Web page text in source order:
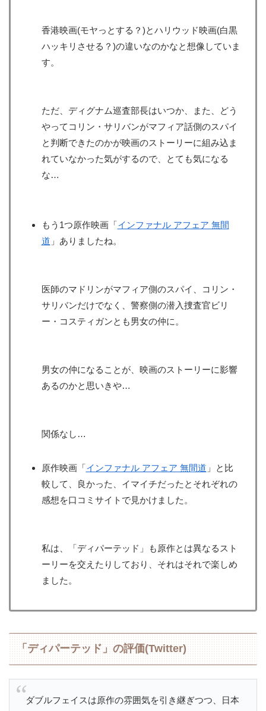
香港映画(モヤっとする？)とハリウッド映画(白黒
ハッキリさせる？)の違いなのかなと想像していま
す。
ただ、ディグナム巡査部長はいつか、また、どう
やってコリン・サリバンがマフィア話側のスパイ
と判断できたのかが映画のストーリーに組み込ま
れていなかった気がするので、とても気になる
な…
もう1つ原作映画「インファナル アフェア 無間
道 」ありましたね。
医師のマドリンがマフィア側のスパイ、コリン・
サリバンだけでなく、警察側の潜入捜査官ビリ
ー・コスティガンとも男女の仲に。
男女の仲になることが、映画のストーリーに影響
あるのかと思いきや…
関係なし…
原作映画「インファナル アフェア 無間道 」と比
較して、良かった、イマイチだったとそれぞれの
感想を口コミサイトで見かけました。
私は、「ディパーテッド」も原作とは異なるスト
ーリーを交えたりしており、それはそれで楽しめ
ました。
「ディパーテッド」の評価(Twitter)
ダブルフェイスは原作の雰囲気を引き継ぎつつ、日本